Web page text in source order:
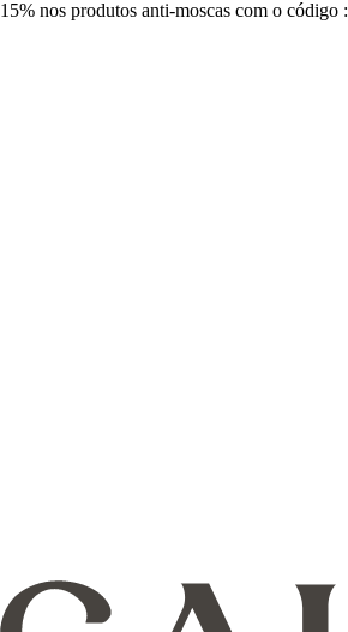
15% nos produtos anti-moscas com o código :